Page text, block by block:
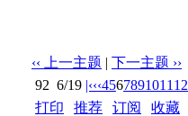
‹‹ 上一主题 | 下一主题 ››
92 6/19 |‹‹‹4567891011 12
打印
推荐 订阅
收藏